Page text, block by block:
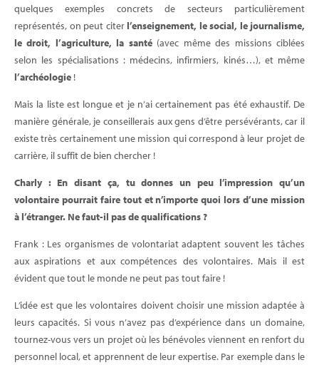
quelques exemples concrets de secteurs particulièrement
représentés, on peut citerl’enseignement, le social, le journalisme,
le droit, l’agriculture, la santé(avec même des missions ciblées
selon les spécialisations : médecins, infirmiers, kinés…), et même
l’archéologie !
Mais la liste est longue et je n’ai certainement pas été exhaustif. De
manière générale, je conseillerais aux gens d’être persévérants, car il
existe très certainement une mission qui correspond à leur projet de
carrière, il suffit de bien chercher !
Charly : En disant ça, tu donnes un peu l’impression qu’un
volontaire pourrait faire tout et n’importe quoi lors d’une mission
à l’étranger. Ne faut-il pas de qualifications ?
Frank : Les organismes de volontariat adaptent souvent les tâches
aux aspirations et aux compétences des volontaires. Mais il est
évident que tout le monde ne peut pas tout faire !
L’idée est que les volontaires doivent choisir une mission adaptée à
leurs capacités. Si vous n’avez pas d’expérience dans un domaine,
tournez-vous vers un projet où les bénévoles viennent en renfort du
personnel local, et apprennent de leur expertise. Par exemple dans le